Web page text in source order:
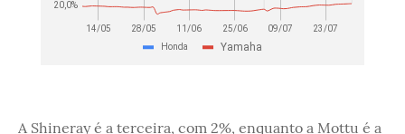
A Shineray é a terceira, com 2%, enquanto a Mottu é a